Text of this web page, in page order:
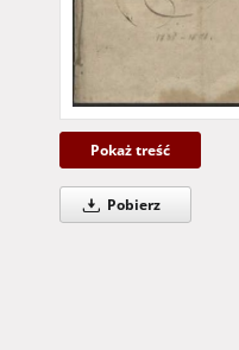
Pokaż treść
Pobierz